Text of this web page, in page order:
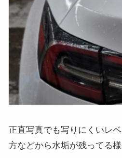
正直写真でも写りにくいレ
方などから水垢が残ってる様